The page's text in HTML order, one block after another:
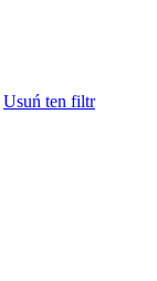
Usuń ten filtr